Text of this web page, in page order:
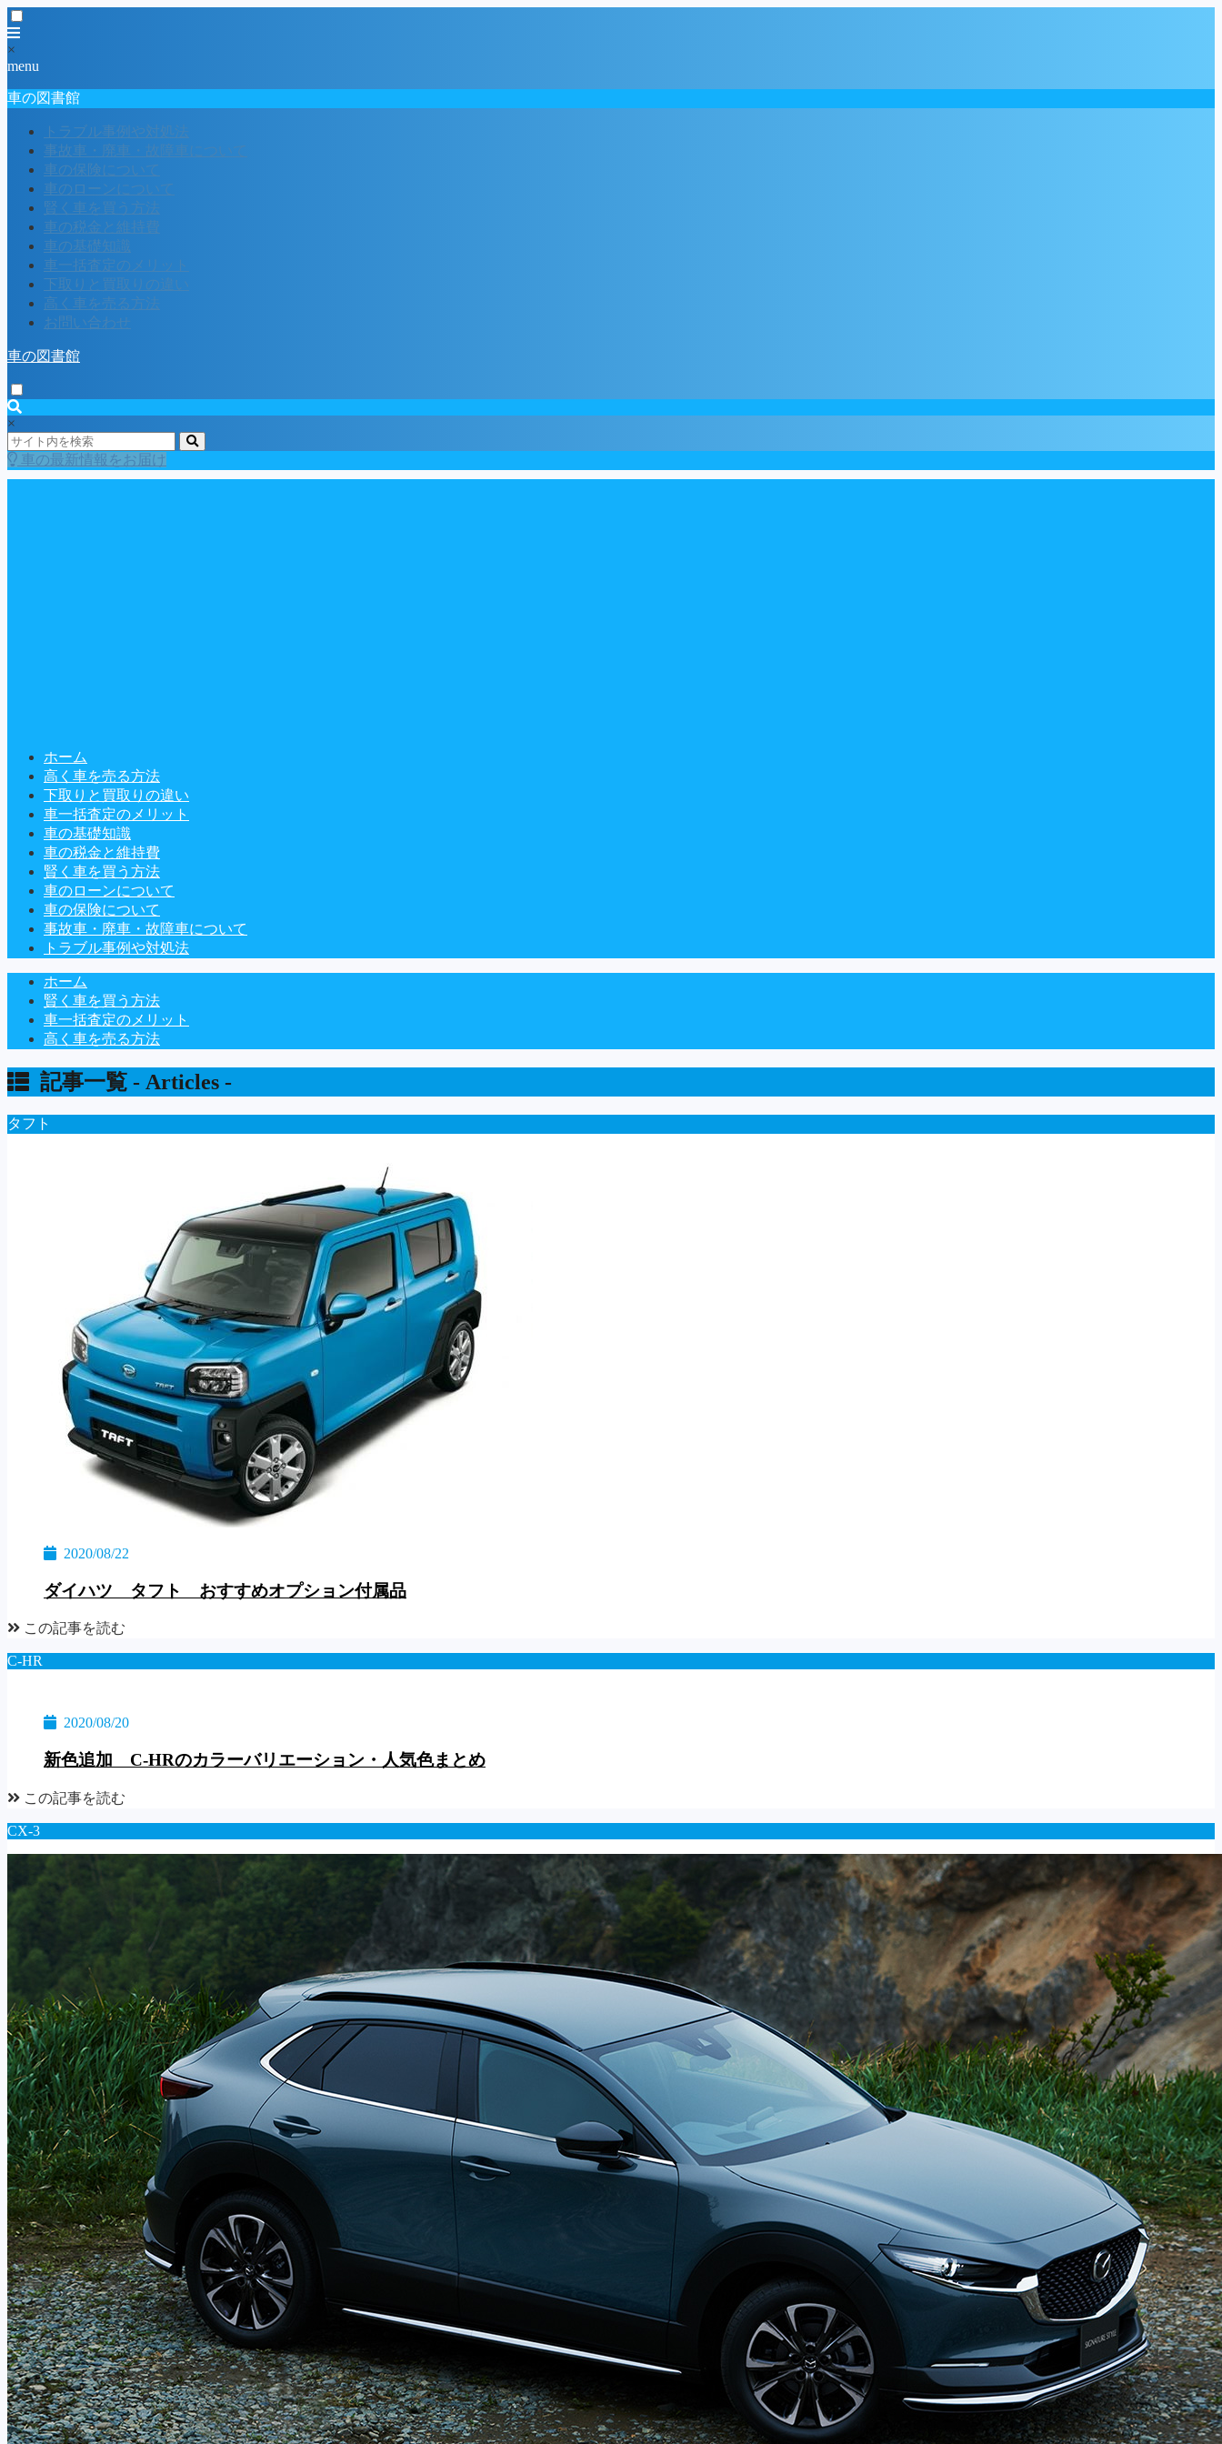
×
menu
車の図書館
トラブル事例や対処法
事故車・廃車・故障車について
車の保険について
車のローンについて
賢く車を買う方法
車の税金と維持費
車の基礎知識
車一括査定のメリット
下取りと買取りの違い
高く車を売る方法
お問い合わせ
車の図書館
×
車の最新情報をお届け
ホーム
高く車を売る方法
下取りと買取りの違い
車一括査定のメリット
車の基礎知識
車の税金と維持費
賢く車を買う方法
車のローンについて
車の保険について
事故車・廃車・故障車について
トラブル事例や対処法
ホーム
賢く車を買う方法
車一括査定のメリット
高く車を売る方法
記事一覧 - Articles -
タフト
2020/08/22
ダイハツ タフト おすすめオプション付属品
この記事を読む
C-HR
2020/08/20
新色追加 C-HRのカラーバリエーション・人気色まとめ
この記事を読む
CX-3